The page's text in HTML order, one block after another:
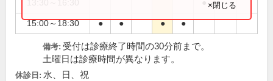
15:00～18:30 ● ● ● ●
×閉じる
備考: 受付は診療終了時間の30分前まで。
土曜日は診療時間が異なります。
休診日: 水、日、祝